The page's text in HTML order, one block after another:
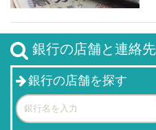
銀行の店舗と連絡
銀行の店舗を探す